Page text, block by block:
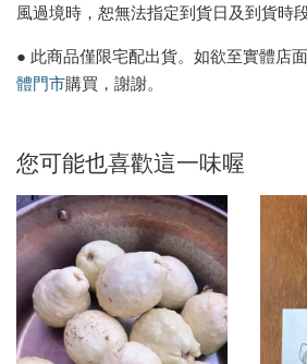
風過境時，恕無法指定到貨日及到貨時段
● 此商品僅限宅配出貨。如欲至實體店
體門市購買，謝謝。
您可能也喜歡這一味喔